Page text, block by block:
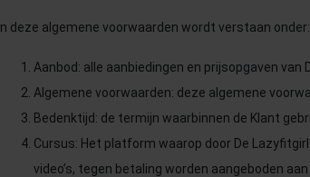
In deze algemene voorwaarden wordt verstaan onder:
Aanbod: alle aanbiedingen en prijsopgaven van
Algemene voorwaarden: deze algemene
Bedenktijd: de termijn waarbinnen de Klant
Cursus: Het platform waarop door De
video’s, tegen betaling worden aangeboden aan